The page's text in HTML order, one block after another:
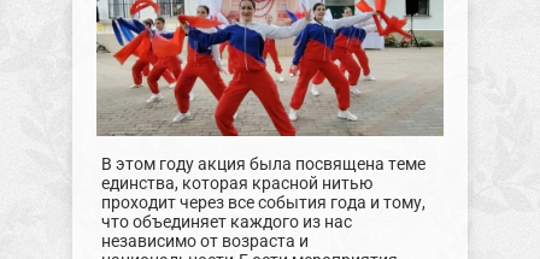
В этом году акция была посвящена теме
единства, которая красной нитью
проходит через все события года и тому,
что объединяет каждого из нас
независимо от возраста и